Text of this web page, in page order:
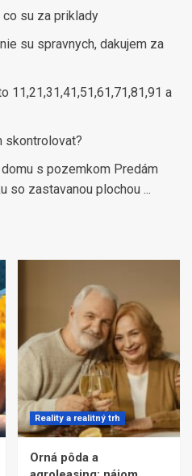
su za priklady
su spravnych, dakujem za
11,21,31,41,51,61,71,81,91 a
skontrolovat?
s pozemkom Predám
so zastavanou plochou ...
Reality a realitný trh
Orná pôda a